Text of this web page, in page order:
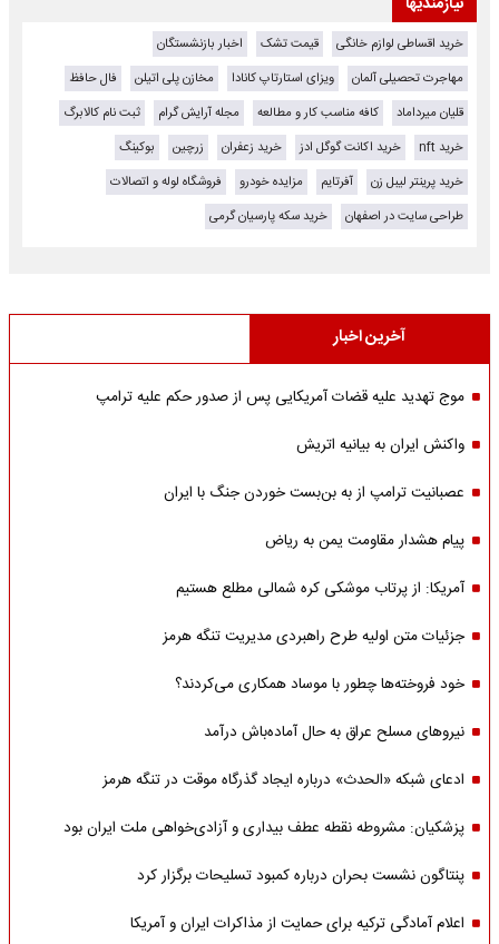
خرید اقساطی لوازم خانگی قیمت تشک
اخبار بازنشستگان
مهاجرت تحصیلی آلمان
ویزای استارتاپ کانادا مخازن پلی اتیلن
فال حافظ
قلیان میرداماد
کافه مناسب کار و مطالعه مجله آرایش گرام
ثبت نام کالابرگ
خرید nft
خرید اکانت گوگل ادز خرید زعفران زرچین
بوکینگ
خرید پرینتر لیبل زن
آفرتایم مزایده خودرو
فروشگاه لوله و اتصالات
طراحی سایت در اصفهان
خرید سکه پارسیان گرمی
آخرین اخبار
موج تهدید علیه قضات آمریکایی پس از صدور حکم علیه ترامپ
واکنش ایران به بیانیه اتریش
عصبانیت ترامپ از به بن‌بست خوردن جنگ با ایران
پیام هشدار مقاومت یمن به ریاض
آمریکا: از پرتاب موشکی کره شمالی مطلع هستیم
جزئیات متن اولیه طرح راهبردی مدیریت تنگه هرمز
خود فروخته‌ها چطور با موساد همکاری می‌کردند؟
نیروهای مسلح عراق به حال آماده‌باش درآمد
ادعای شبکه «الحدث» درباره ایجاد گذرگاه موقت در تنگه هرمز
پزشکیان: مشروطه نقطه عطف بیداری و آزادی‌خواهی ملت ایران بود
پنتاگون نشست بحران درباره کمبود تسلیحات برگزار کرد
اعلام آمادگی ترکیه برای حمایت از مذاکرات ایران و آمریکا